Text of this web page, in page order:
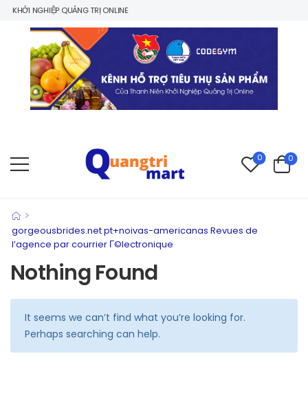
NGHIỆP QUẢNG TRỊ ONLINE
0 0
>
gorgeousbrides.net pt+noivas-americanas Revues de
l’agence par courrier Г©lectronique
Nothing Found
It seems we can’t find what you’re looking for.
Perhaps searching can help.